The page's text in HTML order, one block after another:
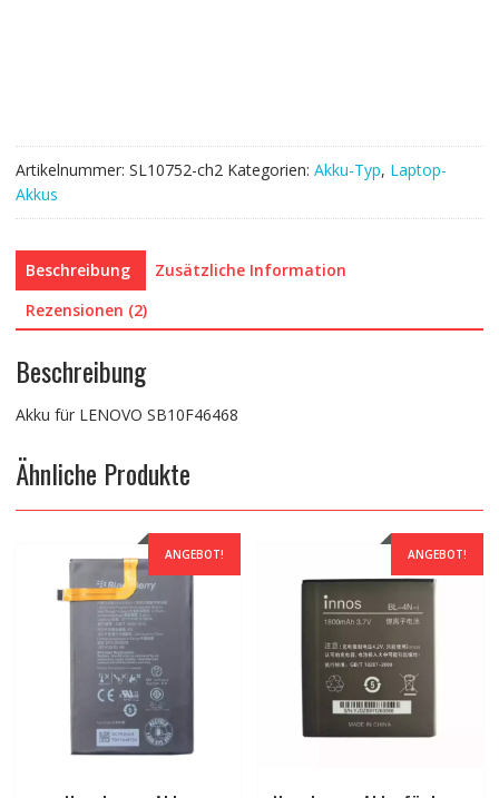
Artikelnummer: SL10752-ch2 Kategorien: Akku-Typ, Laptop-
Akkus
Beschreibung
Zusätzliche Information
Rezensionen (2)
Beschreibung
Akku für LENOVO SB10F46468
Ähnliche Produkte
ANGEBOT! ANGEBOT!